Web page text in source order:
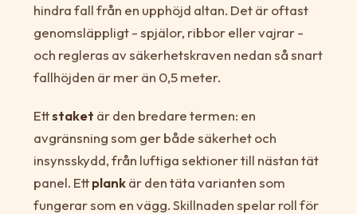
hindra fall från en upphöjd altan. Det är oftast
genomsläppligt - spjälor, ribbor eller vajrar -
och regleras av säkerhetskraven nedan så snart
fallhöjden är mer än 0,5 meter.
Ettstaket är den bredare termen: en
avgränsning som ger både säkerhet och
insynsskydd, från luftiga sektioner till nästan tät
panel. Ettplankär den täta varianten som
fungerar som en vägg. Skillnaden spelar roll för